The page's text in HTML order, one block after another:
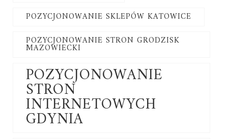
POZYCJONOWANIE SKLEPÓW KATOWICE
POZYCJONOWANIE STRON GRODZISK
MAZOWIECKI
POZYCJONOWANIE
STRON
INTERNETOWYCH
GDYNIA